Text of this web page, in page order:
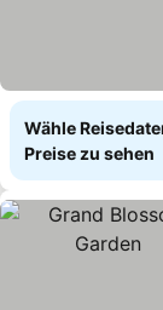
Wähle
Preise zu sehen